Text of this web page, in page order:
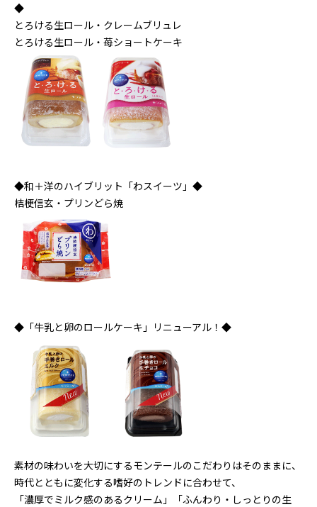
◆
とろける生ロール・クレームブリュレ
とろける生ロール・苺ショートケーキ
◆和＋洋のハイブリット「わスイーツ」◆
桔梗信玄・プリンどら焼
◆「牛乳と卵のロールケーキ」リニューアル！◆
素材の味わいを大切にするモンテールのこだわりはそのままに、
時代とともに変化する嗜好のトレンドに合わせて、
「濃厚でミルク感のあるクリーム」「ふんわり・しっとりの生